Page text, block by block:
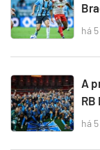
há
A
RB
há